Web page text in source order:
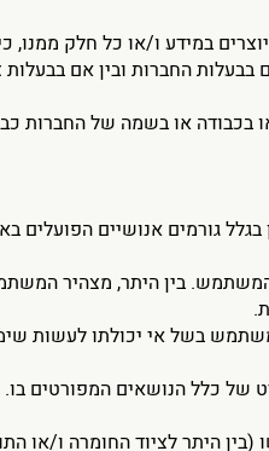
במידע ו/או כל חלק ממנו,
החברות ובין אם בבעלות
בכבודה או בשמה של החברות
בין היתר, מצהיר
בשל אי יכולתו לעשות
של כלל הנושאים המפורטים בו.
היתר לציוד החומרה ו/או